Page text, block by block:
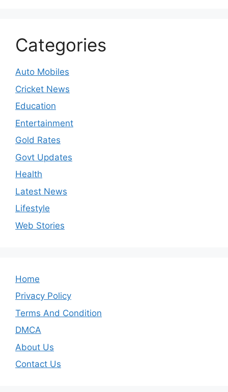
Categories
Auto Mobiles
Cricket News
Education
Entertainment
Gold Rates
Govt Updates
Health
Latest News
Lifestyle
Web Stories
Home
Privacy Policy
Terms And Condition
DMCA
About Us
Contact Us